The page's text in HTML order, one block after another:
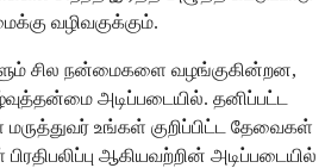
வழிவகுக்கும்.
சில நன்மைகளை வழங்குகின்றன,
அடிப்படையில். தனிப்பட்ட
உங்கள் குறிப்பிட்ட தேவைகள்
ஆகியவற்றின் அடிப்படையில்